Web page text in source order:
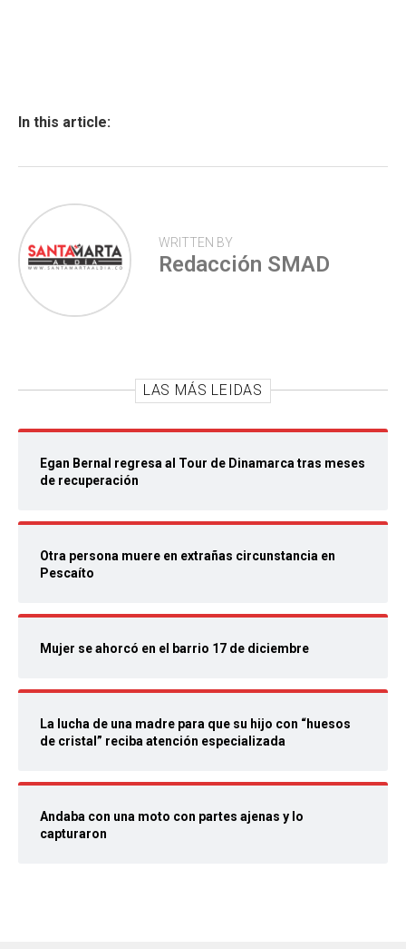
ok p
In this article:
WRITTEN BY
Redacción SMAD
LAS MÁS LEIDAS
Egan Bernal regresa al Tour de Dinamarca tras meses
de recuperación
Otra persona muere en extrañas circunstancia en
Pescaíto
Mujer se ahorcó en el barrio 17 de diciembre
La lucha de una madre para que su hijo con “huesos
de cristal” reciba atención especializada
Andaba con una moto con partes ajenas y lo
capturaron